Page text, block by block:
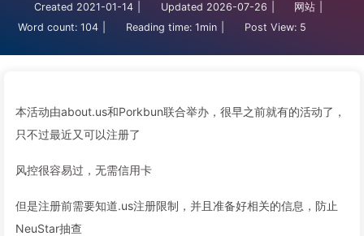
Created 2021-01-14 Updated 2026-07-26 网站
Word count: 104 Reading time: 1min Post View: 5
本活动由about.us和Porkbun联合举办，很早之前就有的活动了，
只不过最近又可以注册了
风控很容易过，无需信用卡
但是注册前需要知道.us注册限制，并且准备好相关的信息，防止
NeuStar抽查